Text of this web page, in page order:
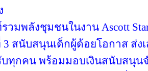
มพลังชุมชนในงาน Ascott Star
3 สนับสนุนเด็กผู้ด้อยโอกาส ส่
บทุกคน พร้อมมอบเงินสนับสนุน